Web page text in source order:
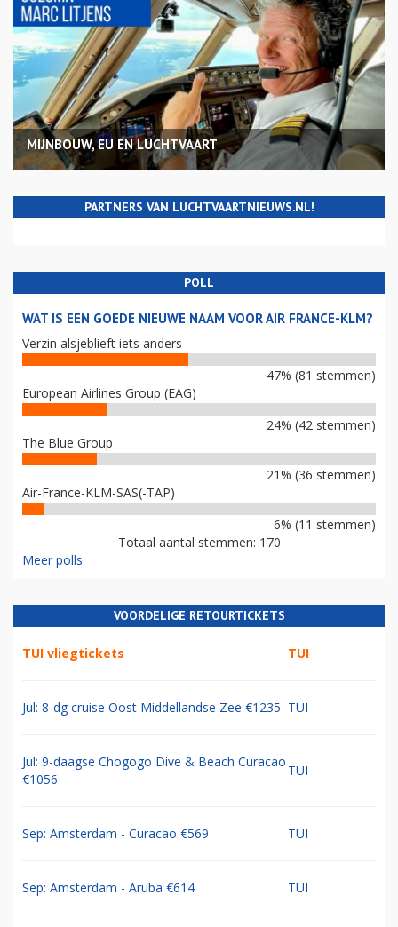
MIJNBOUW, EU EN LUCHTVAART
PARTNERS VAN LUCHTVAARTNIEUWS.NL!
POLL
WAT IS EEN GOEDE NIEUWE NAAM VOOR AIR FRANCE-KLM?
Verzin alsjeblieft iets anders
47% (81 stemmen)
European Airlines Group (EAG)
24% (42 stemmen)
The Blue Group
21% (36 stemmen)
Air-France-KLM-SAS(-TAP)
6% (11 stemmen)
Totaal aantal stemmen: 170
Meer polls
VOORDELIGE RETOURTICKETS
TUI vliegtickets TUI
Jul: 8-dg cruise Oost Middellandse Zee €1235 TUI
Jul: 9-daagse Chogogo Dive & Beach Curacao
€1056
TUI
Sep: Amsterdam - Curacao €569 TUI
Sep: Amsterdam - Aruba €614 TUI